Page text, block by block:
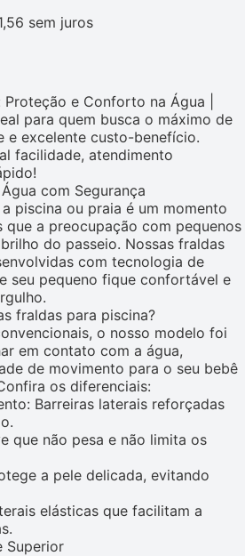
sem juros
e Conforto na Água |
para quem busca o máximo de
e excelente custo-benefício.
facilidade, atendimento
com Segurança
piscina ou praia é um momento
que a preocupação com pequenos
do passeio. Nossas fraldas
com tecnologia de
seu pequeno fique confortável e
fraldas para piscina?
o nosso modelo foi
em contato com a água,
de movimento para o seu bebê
os diferenciais:
Barreiras laterais reforçadas
que não pesa e não limita os
a pele delicada, evitando
elásticas que facilitam a
Superior